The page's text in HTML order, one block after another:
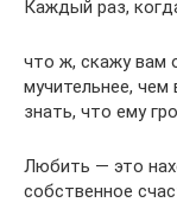
Каждый раз,
что ж, скажу вам
мучительнее,
знать, что ему
Любить — это
собственное